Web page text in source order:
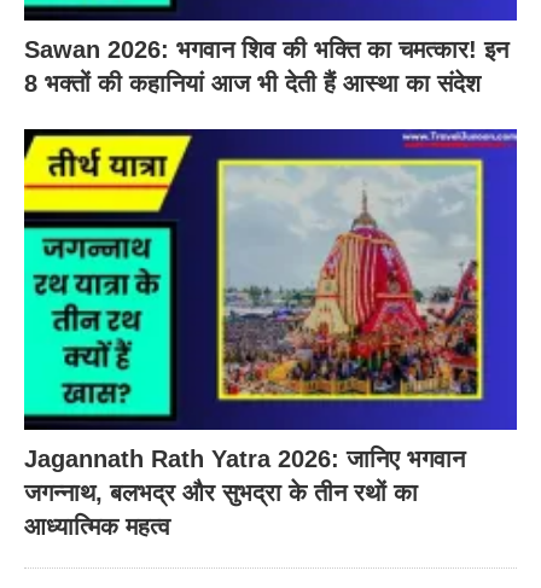
Sawan 2026: भगवान शिव की भक्ति का चमत्कार! इन
8 भक्तों की कहानियां आज भी देती हैं आस्था का संदेश
Jagannath Rath Yatra 2026: जानिए भगवान
जगन्नाथ, बलभद्र और सुभद्रा के तीन रथों का
आध्यात्मिक महत्व